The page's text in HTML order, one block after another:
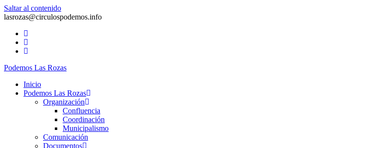
Saltar al contenido
lasrozas@circulospodemos.info
Podemos Las Rozas
Inicio
Podemos Las Rozas
Organización
Confluencia
Coordinación
Municipalismo
Comunicación
Documentos